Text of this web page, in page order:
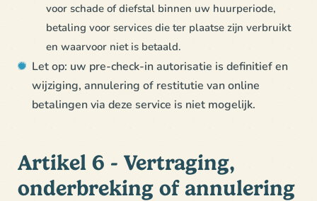
voor schade of diefstal binnen uw huurperiode,
betaling voor services die ter plaatse zijn verbruikt
en waarvoor niet is betaald.
Let op: uw pre-check-in autorisatie is definitief en
wijziging, annulering of restitutie van online
betalingen via deze service is niet mogelijk.
Artikel 6 - Vertraging,
onderbreking of annulering